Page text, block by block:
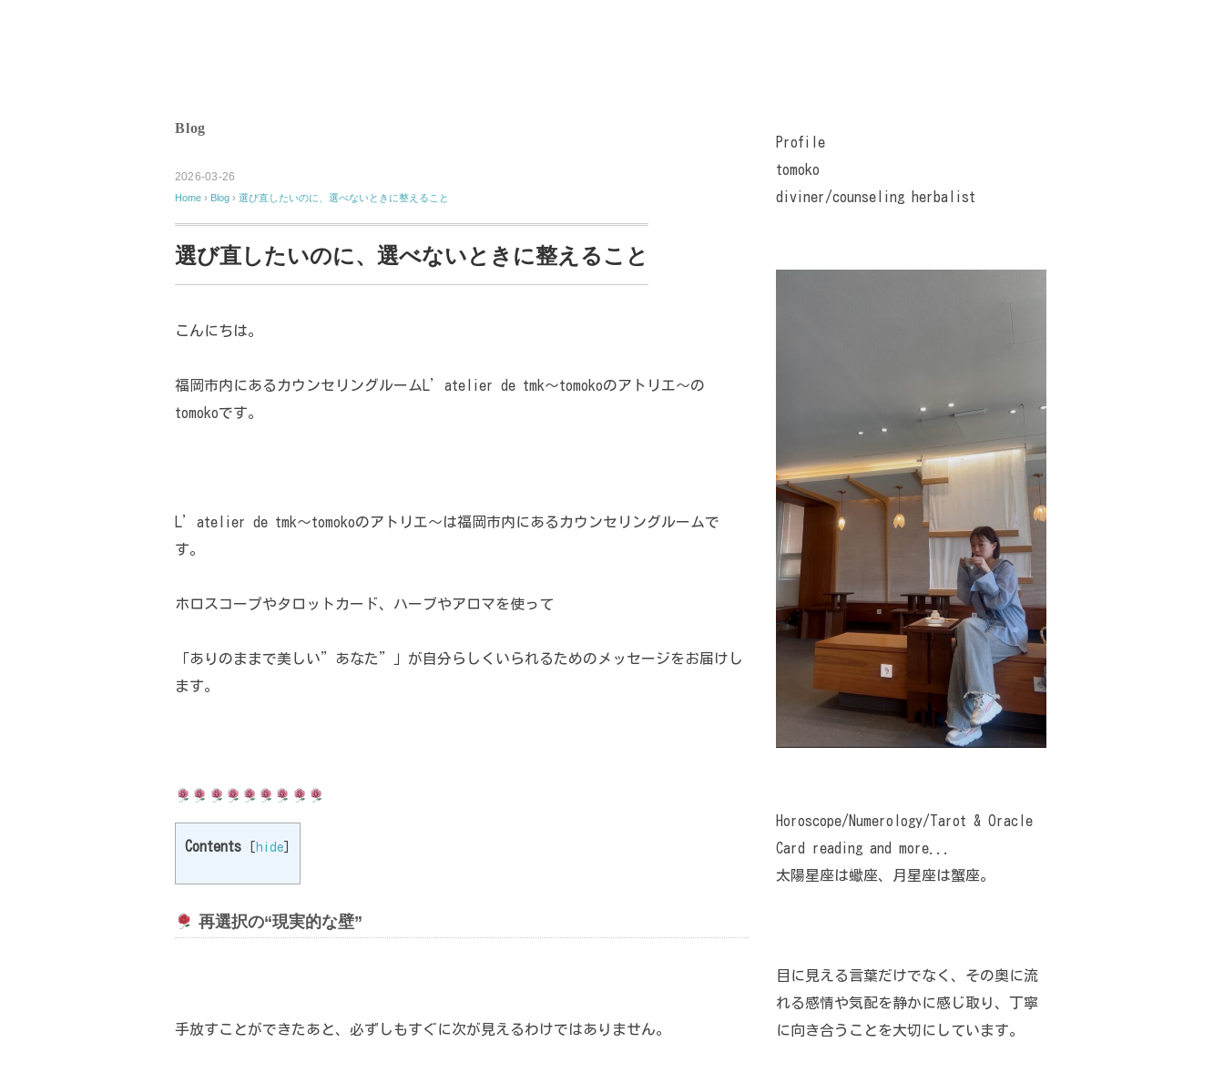
Blog
2026-03-26
Home › Blog › 選び直したいのに、選べないときに整えること
選び直したいのに、選べないときに整えること
こんにちは。
福岡市内にあるカウンセリングルームL’atelier de tmk〜tomokoのアトリエ〜の
tomokoです。
L’atelier de tmk〜tomokoのアトリエ〜は福岡市内にあるカウンセリングルームで
す。
ホロスコープやタロットカード、ハーブやアロマを使って
「ありのままで美しい”あなた”」が自分らしくいられるためのメッセージをお届けし
ます。
Contents [ hide]
再選択の“現実的な壁”
手放すことができたあと、必ずしもすぐに次が見えるわけではありません。
Profile
tomoko
diviner/counseling herbalist
Horoscope/Numerology/Tarot & Oracle
Card reading and more...
太陽星座は蠍座、月星座は蟹座。
目に見える言葉だけでなく、その奥に流
れる感情や気配を静かに感じ取り、丁寧
に向き合うことを大切にしています。